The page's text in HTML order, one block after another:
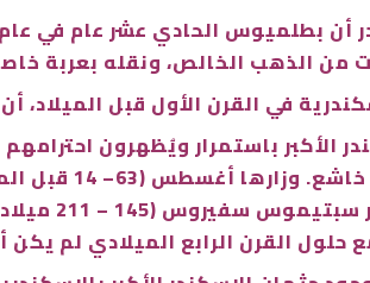
من الذهب الخالص، ونقله بعربة
في القرن الأول قبل
زار المقبرة.
الزهور
حلول القرن الرابع الميلادي لم